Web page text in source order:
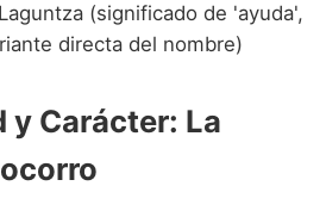
Laguntza (significado de 'ayuda',
directa del nombre)
y Carácter: La